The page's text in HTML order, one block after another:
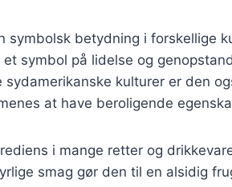
betydning i forskellige
symbol på lidelse og
sydamerikanske kulturer er den
at have beroligende
i mange retter og
smag gør den til en alsidig